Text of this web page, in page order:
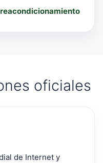
oficiales
de Internet y